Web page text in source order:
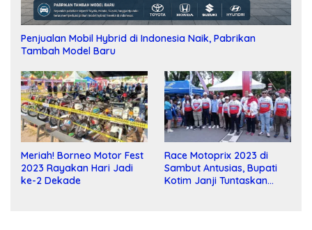
Penjualan Mobil Hybrid di Indonesia Naik, Pabrikan
Tambah Model Baru
Meriah! Borneo Motor Fest
2023 Rayakan Hari Jadi
ke-2 Dekade
Race Motoprix 2023 di
Sambut Antusias, Bupati
Kotim Janji Tuntaskan